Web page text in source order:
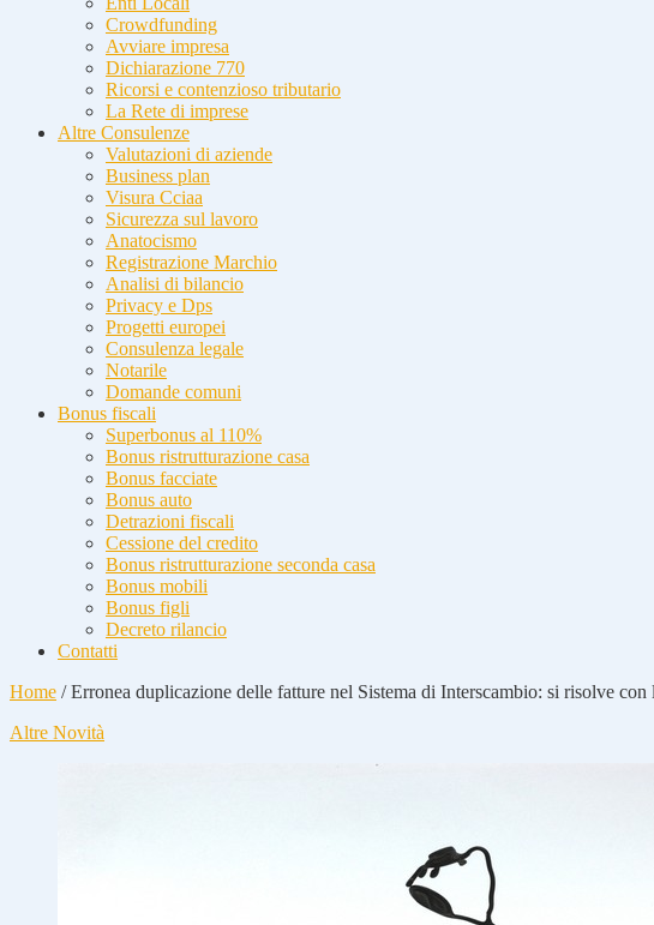
Crowdfunding
Avviare impresa
Dichiarazione 770
Ricorsi e contenzioso tributario
La Rete di imprese
Altre Consulenze
Valutazioni di aziende
Business plan
Visura Cciaa
Sicurezza sul lavoro
Anatocismo
Registrazione Marchio
Analisi di bilancio
Privacy e Dps
Progetti europei
Consulenza legale
Notarile
Domande comuni
Bonus fiscali
Superbonus al 110%
Bonus ristrutturazione casa
Bonus facciate
Bonus auto
Detrazioni fiscali
Cessione del credito
Bonus ristrutturazione seconda casa
Bonus mobili
Bonus figli
Decreto rilancio
Contatti
Home /Erronea duplicazione delle fatture nel Sistema di Interscambio: si risolve
Altre Novità